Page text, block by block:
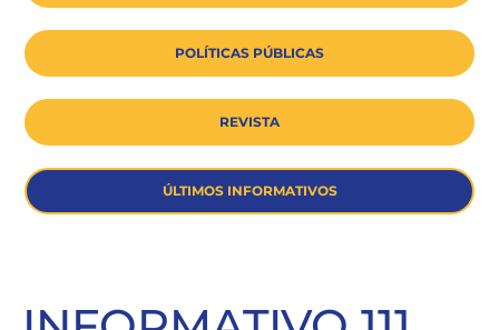
POLÍTICAS PÚBLICAS
REVISTA
ÚLTIMOS INFORMATIVOS